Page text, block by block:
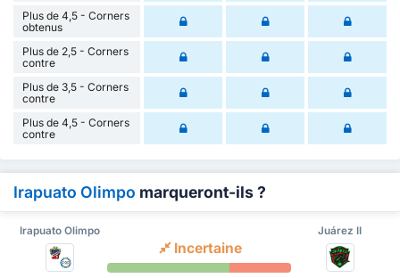
Plus de 4,5 - Corners
obtenus
Plus de 2,5 - Corners
contre
Plus de 3,5 - Corners
contre
Plus de 4,5 - Corners
contre
Irapuato Olimpo marqueront-ils ?
Irapuato Olimpo Juárez II
Incertaine